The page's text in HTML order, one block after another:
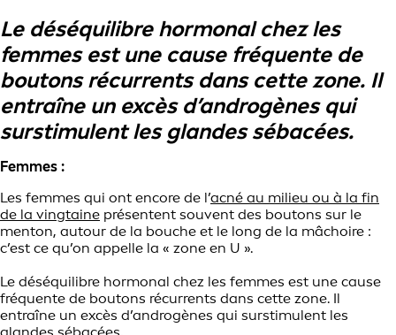
Le déséquilibre hormonal chez les
femmes est une cause fréquente de
boutons récurrents dans cette zone. Il
entraîne un excès d’androgènes qui
surstimulent les glandes sébacées.
Femmes :
Les femmes qui ont encore de l’acné au milieu ou à la fin
de la vingtaine présentent souvent des boutons sur le
menton, autour de la bouche et le long de la mâchoire :
c’est ce qu’on appelle la « zone en U ».
Le déséquilibre hormonal chez les femmes est une cause
fréquente de boutons récurrents dans cette zone. Il
entraîne un excès d’androgènes qui surstimulent les